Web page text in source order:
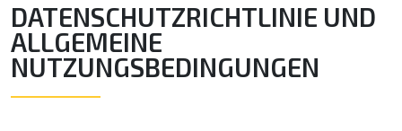
DATENSCHUTZRICHTLINIE UND
ALLGEMEINE
NUTZUNGSBEDINGUNGEN